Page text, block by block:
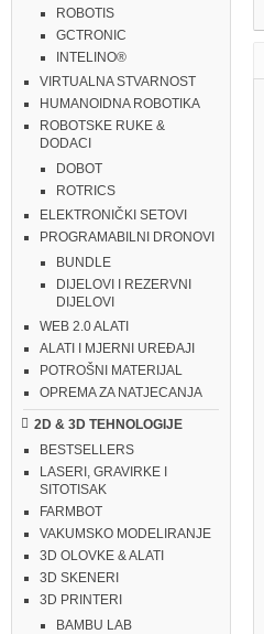
ROBOTIS
GCTRONIC
INTELINO®
VIRTUALNA STVARNOST
HUMANOIDNA ROBOTIKA
ROBOTSKE RUKE &
DODACI
DOBOT
ROTRICS
ELEKTRONIČKI SETOVI
PROGRAMABILNI DRONOVI
BUNDLE
DIJELOVI I REZERVNI
DIJELOVI
WEB 2.0 ALATI
ALATI I MJERNI UREĐAJI
POTROŠNI MATERIJAL
OPREMA ZA NATJECANJA
2D & 3D TEHNOLOGIJE
BESTSELLERS
LASERI, GRAVIRKE I
SITOTISAK
FARMBOT
VAKUMSKO MODELIRANJE
3D OLOVKE & ALATI
3D SKENERI
3D PRINTERI
BAMBU LAB